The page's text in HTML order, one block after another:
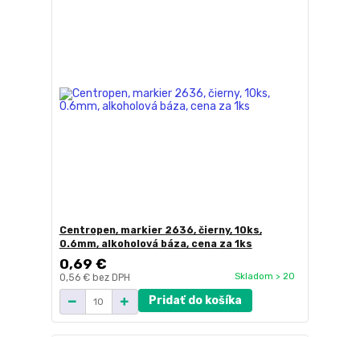
Centropen, markier 2636, čierny, 10ks,
0.6mm, alkoholová báza, cena za 1ks
0,69 €
0,56 € bez DPH Skladom > 20
Pridať do košíka